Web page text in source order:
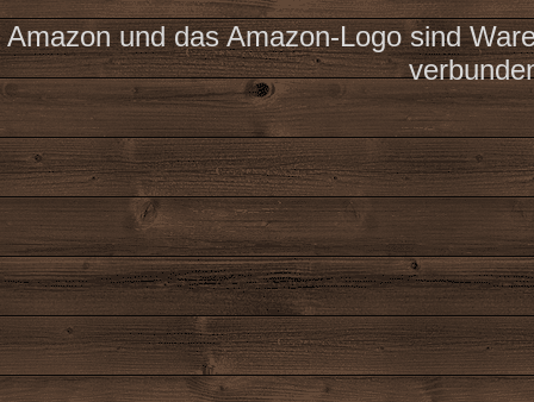
Amazon und das Amazon-Logo sind